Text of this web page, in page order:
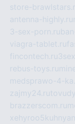
store-
antenna-highly.ru
3-sex-porn.ru
viagra-tablet.ru
fincontech.ru
rebus-toys.ru
medsprawo-4-
zajmy24.ru
brazzerscom.ru